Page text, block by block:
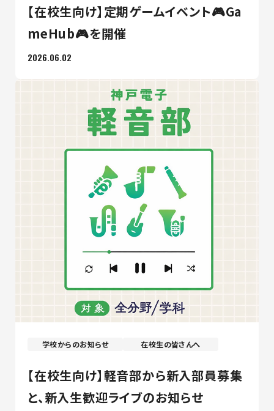
【在校生向け】定期ゲームイベント🎮Ga
meHub🎮を開催
2026.06.02
学校からのお知らせ 在校生の皆さんへ
【在校生向け】軽音部から新入部員募集
と、新入生歓迎ライブのお知らせ